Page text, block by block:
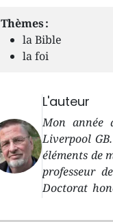
Thèmes :
la Bible
la foi
L'auteur
Mon année
Liverpool
éléments de
professeur
Doctorat
de mes